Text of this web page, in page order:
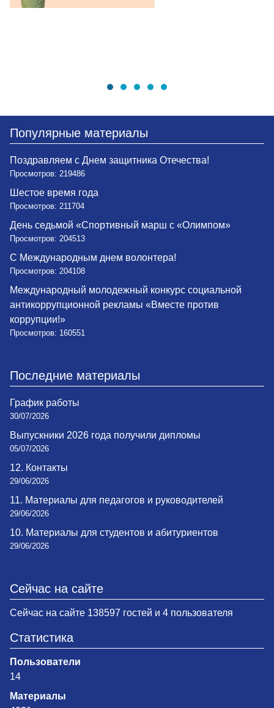
Популярные материалы
Поздравляем с Днем защитника Отечества!
Просмотров: 219486
Шестое время года
Просмотров: 211704
День седьмой «Спортивный марш с «Олимпом»
Просмотров: 204513
С Международным днем волонтера!
Просмотров: 204108
Международный молодежный конкурс социальной
антикоррупционной рекламы «Вместе против
коррупции!»
Просмотров: 160551
Последние материалы
График работы
30/07/2026
Выпускники 2026 года получили дипломы
05/07/2026
12. Контакты
29/06/2026
11. Материалы для педагогов и руководителей
29/06/2026
10. Материалы для студентов и абитуриентов
29/06/2026
Сейчас на сайте
Сейчас на сайте 138597 гостей и 4 пользователя
Статистика
Пользователи
14
Материалы